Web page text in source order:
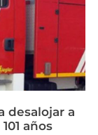
desalojar a
años